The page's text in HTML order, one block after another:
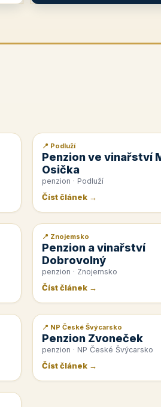
📰 PR článek
📍 Podluží
Penzion ve vinařství
Osička
penzion · Podluží
Číst článek →
📰 PR článek
📍 Znojemsko
Penzion a vinařství
Dobrovolný
penzion · Znojemsko
Číst článek →
📰 PR článek
📍 NP České Švýcarsko
Penzion Zvoneček
penzion · NP České Švýcarsko
Číst článek →